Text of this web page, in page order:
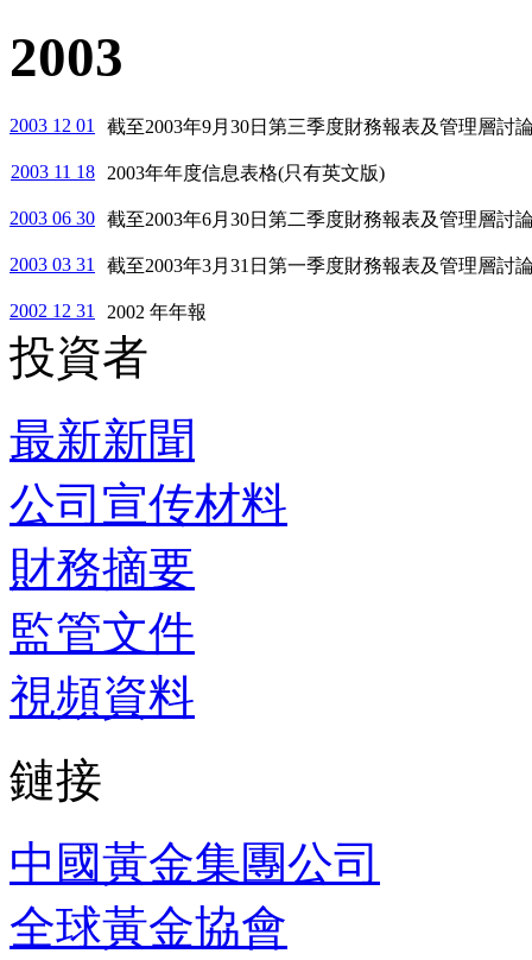
2003
2003 12 01 截至2003年9月30日第三季度財務報表及管理層討
2003 11 18 2003年年度信息表格(只有英文版)
2003 06 30 截至2003年6月30日第二季度財務報表及管理層討
2003 03 31 截至2003年3月31日第一季度財務報表及管理層討
2002 12 31 2002 年年報
投資者
最新新聞
公司宣传材料
財務摘要
監管文件
視頻資料
鏈接
中國黃金集團公司
全球黃金協會